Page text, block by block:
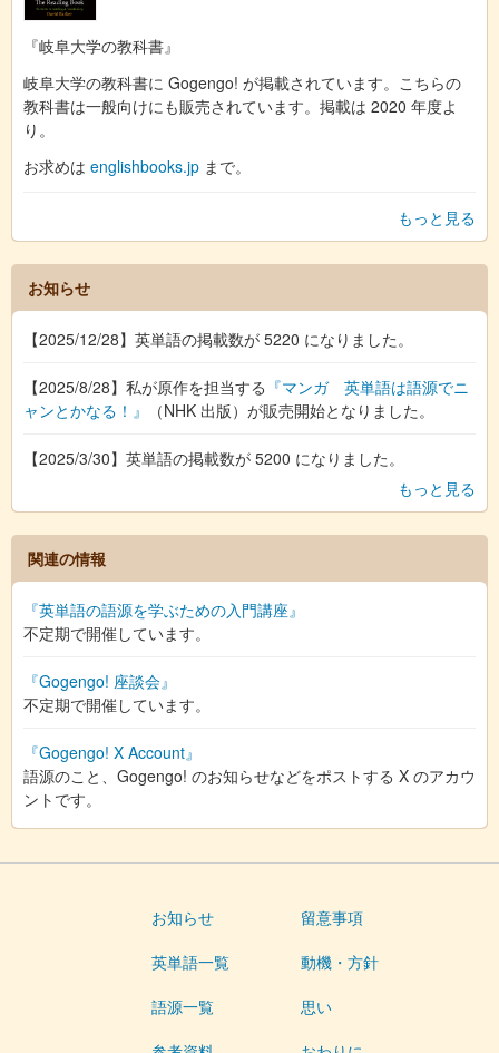
『岐阜大学の教科書』
岐阜大学の教科書に Gogengo! が掲載されています。こちらの
教科書は一般向けにも販売されています。掲載は 2020 年度よ
り。
お求めは englishbooks.jp まで。
もっと見る
お知らせ
【2025/12/28】英単語の掲載数が 5220 になりました。
【2025/8/28】私が原作を担当する 『マンガ 英単語は語源でニ
ャンとかなる！』
（NHK 出版）が販売開始となりました。
【2025/3/30】英単語の掲載数が 5200 になりました。
もっと見る
関連の情報
『英単語の語源を学ぶための入門講座』
不定期で開催しています。
『Gogengo! 座談会』
不定期で開催しています。
『Gogengo! X Account』
語源のこと、Gogengo! のお知らせなどをポストする X のアカウ
ントです。
お知らせ
英単語一覧
語源一覧
留意事項
動機・方針
思い